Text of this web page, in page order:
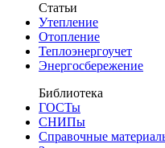
Статьи
Утепление
Отопление
Теплоэнергоучет
Энергосбережение
Библиотека
ГОСТы
СНИПы
Справочные